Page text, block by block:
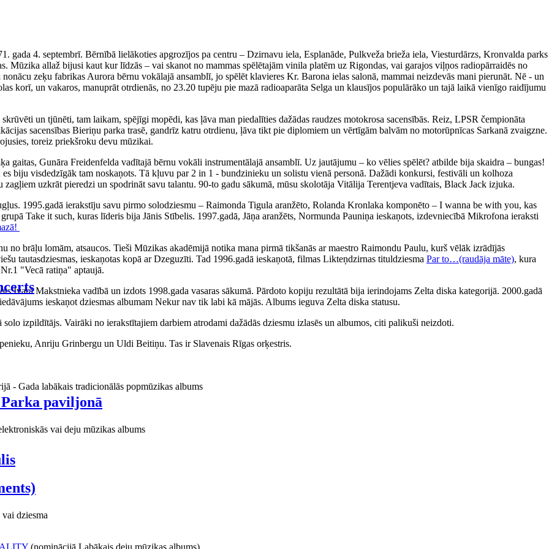
paviljonā
gada 4. septembrī. Bērnībā lielākoties apgrozījos pa centru – Dzirnavu iela, Esplanāde, Pulkveža brieža iela, Viesturdārzs, Kronvalda parks
Mūzika allaž bijusi kaut kur līdzās – vai skanot no mammas spēlētajām vinila platēm uz Rigondas, vai garajos viļņos radiopārraidēs no
zeķu fabrikas Aurora bērnu vokālajā ansamblī, jo spēlēt klavieres Kr. Barona ielas salonā, mammai neizdevās mani pierunāt. Nē - un
korī, un vakaros, manuprāt otrdienās, no 23.20 tupēju pie mazā radioaparāta Selga un klausījos populārāko un tajā laikā vienīgo raidījumu
un tjūnēti, tam laikam, spējīgi mopēdi, kas ļāva man piedalīties dažādas raudzes motokrosa sacensībās. Reiz, LPSR čempionāta
sacensības Bieriņu parka trasē, gandrīz katru otrdienu, ļāva tikt pie diplomiem un vērtīgām balvām no motorūpnīcas Sarkanā zvaigzne.
toreiz priekšroku devu mūzikai.
gaitas, Gunāra Freidenfelda vadītajā bērnu vokāli instrumentālajā ansamblī. Uz jautājumu – ko vēlies spēlēt? atbilde bija skaidra – bungas!
biju visdedzīgāk tam noskaņots. Tā kļuvu par 2 in 1 - bundzinieku un solistu vienā personā. Dažādi konkursi, festivāli un kolhoza
uzkrāt pieredzi un spodrināt savu talantu. 90-to gadu sākumā, mūsu skolotāja Vitālija Terentjeva vadītais, Black Jack izjuka.
1995.gadā ierakstīju savu pirmo solodziesmu – Raimonda Tigula aranžēto, Rolanda Kronlaka komponēto – I wanna be with you, kas
Take it such, kuras līderis bija Jānis Stībelis. 1997.gadā, Jāņa aranžēts, Normunda Pauniņa ieskaņots, izdevniecībā Mikrofona ieraksti
brāļu lomām, atsaucos. Tieši Mūzikas akadēmijā notika mana pirmā tikšanās ar maestro Raimondu Paulu, kurš vēlāk izrādījās
tautasdziesmas, ieskaņotas kopā ar Dzeguzīti. Tad 1996.gadā ieskaņotā, filmas Likteņdzirnas tituldziesma Par to…(raudāja māte), kura
"Vecā ratiņa" aptaujā.
Ivara Makstnieka vadībā un izdots 1998.gada vasaras sākumā. Pārdoto kopiju rezultātā bija ierindojams Zelta diska kategorijā. 2000.gadā
ieskaņot dziesmas albumam Nekur nav tik labi kā mājās. Albums ieguva Zelta diska statusu.
izpildītājs. Vairāki no ierakstītajiem darbiem atrodami dažādās dziesmu izlasēs un albumos, citi palikuši neizdoti.
Anriju Grinbergu un Uldi Beitiņu. Tas ir Slavenais Rīgas orķestris.
- Gada labākais tradicionālās popmūzikas albums
vai deju mūzikas albums
dziesma
(nominācijā Labākais deju mūzikas albums)